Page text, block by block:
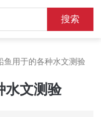
鱼用于的各种水文测验
水文测验